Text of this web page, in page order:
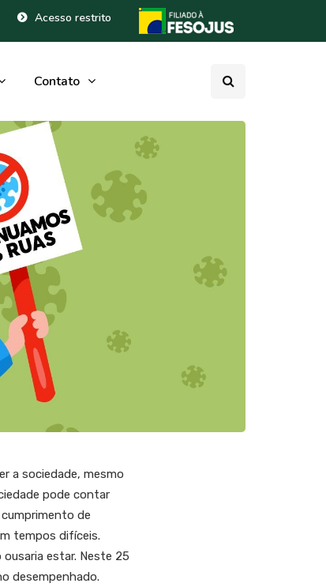
Acesso restrito
Contato
a sociedade, mesmo
pode contar
de
tempos difíceis.
estar. Neste 25
desempenhado.